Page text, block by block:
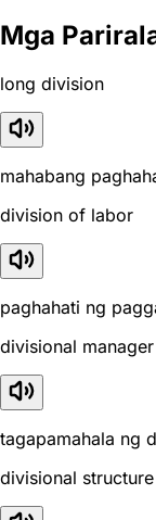
Mga
long division
mahabang
division of labor
paghahati ng
divisional manager
tagapamahala ng
divisional structure